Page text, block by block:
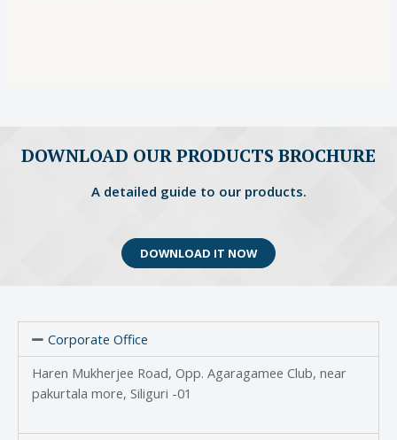
DOWNLOAD OUR PRODUCTS BROCHURE
A detailed guide to our products.
DOWNLOAD IT NOW
Corporate Office
Haren Mukherjee Road, Opp. Agaragamee Club, near
pakurtala more, Siliguri -01